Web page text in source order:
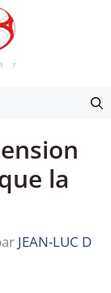
la
JEAN-LUC D